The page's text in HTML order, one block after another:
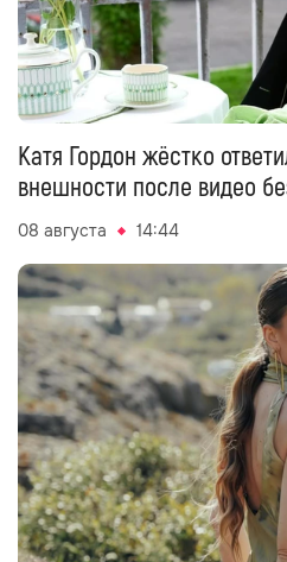
Катя Гордон жёстко
внешности после видео
08 августа 14:44